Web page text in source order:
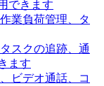
できます
業負荷管理、タ
スクの追跡、通
ます
ビデオ通話、コ